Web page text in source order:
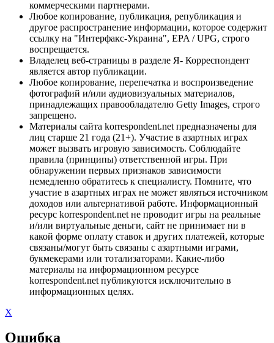
коммерческими партнерами.
Любое копирование, публикация, републикация и
другое распространение информации, которое содержит
ссылку на "Интерфакс-Украина", EPA / UPG, строго
воспрещается.
Владелец веб-страницы в разделе Я- Корреспондент
является автор публикации.
Любое копирование, перепечатка и воспроизведение
фотографий и/или аудиовизуальных материалов,
принадлежащих правообладателю Getty Images, строго
запрещено.
Материалы сайта korrespondent.net предназначены для
лиц старше 21 года (21+). Участие в азартных играх
может вызвать игровую зависимость. Соблюдайте
правила (принципы) ответственной игры. При
обнаружении первых признаков зависимости
немедленно обратитесь к специалисту. Помните, что
участие в азартных играх не может являться источником
доходов или альтернативой работе. Информационный
ресурс korrespondent.net не проводит игры на реальные
и/или виртуальные деньги, сайт не принимает ни в
какой форме оплату ставок и других платежей, которые
связаны/могут быть связаны с азартными играми,
букмекерами или тотализаторами. Какие-либо
материалы на информационном ресурсе
korrespondent.net публикуются исключительно в
информационных целях.
X
Ошибка